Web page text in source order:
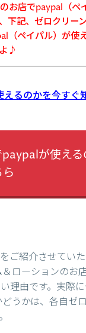
お店でpaypal（ペ
下記、ゼロクリーン
（ペイパル）が使
♪
るのかを今すぐ
が使える
ご紹介させてい
ローションのお
理由です。実際
うかは、各自ゼ